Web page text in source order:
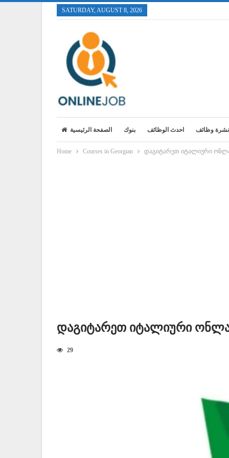
SATURDAY, AUGUST 8, 2026
الصفحة الرئيسية بنوك احدث الوظائف نشرة وظائف
Home Courses in Georgian დაგიტარეთ იტალიური
Დაგიტარეთ Იტალიური
29